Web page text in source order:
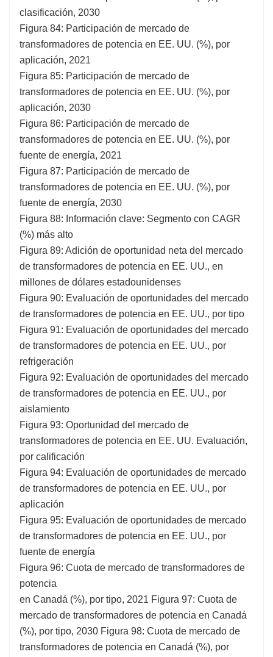
clasificación, 2030
Figura 84: Participación de mercado de
transformadores de potencia en EE. UU. (%), por
aplicación, 2021
Figura 85: Participación de mercado de
transformadores de potencia en EE. UU. (%), por
aplicación, 2030
Figura 86: Participación de mercado de
transformadores de potencia en EE. UU. (%), por
fuente de energía, 2021
Figura 87: Participación de mercado de
transformadores de potencia en EE. UU. (%), por
fuente de energía, 2030
Figura 88: Información clave: Segmento con CAGR
(%) más alto
Figura 89: Adición de oportunidad neta del mercado
de transformadores de potencia en EE. UU., en
millones de dólares estadounidenses
Figura 90: Evaluación de oportunidades del mercado
de transformadores de potencia en EE. UU., por tipo
Figura 91: Evaluación de oportunidades del mercado
de transformadores de potencia en EE. UU., por
refrigeración
Figura 92: Evaluación de oportunidades del mercado
de transformadores de potencia en EE. UU., por
aislamiento
Figura 93: Oportunidad del mercado de
transformadores de potencia en EE. UU. Evaluación,
por calificación
Figura 94: Evaluación de oportunidades de mercado
de transformadores de potencia en EE. UU., por
aplicación
Figura 95: Evaluación de oportunidades de mercado
de transformadores de potencia en EE. UU., por
fuente de energía
Figura 96: Cuota de mercado de transformadores de
potencia
en Canadá (%), por tipo, 2021 Figura 97: Cuota de
mercado de transformadores de potencia en Canadá
(%), por tipo, 2030 Figura 98: Cuota de mercado de
transformadores de potencia en Canadá (%), por